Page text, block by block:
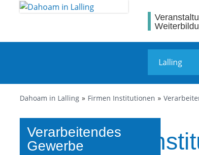
Dahoam in Lalling Firmen Institutionen
Firmen und
Verarbeitendes
Gewerbe